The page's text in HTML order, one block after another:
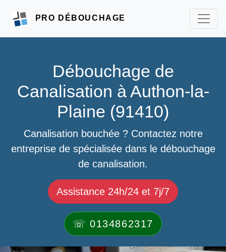
PRO DÉBOUCHAGE
Débouchage de
Canalisation à Authon-la-
Plaine (91410)
Canalisation bouchée ? Contactez notre
entreprise de spécialisée dans le débouchage
de canalisation.
Assistance 24h/24 et 7j/7
☏ 0134862317